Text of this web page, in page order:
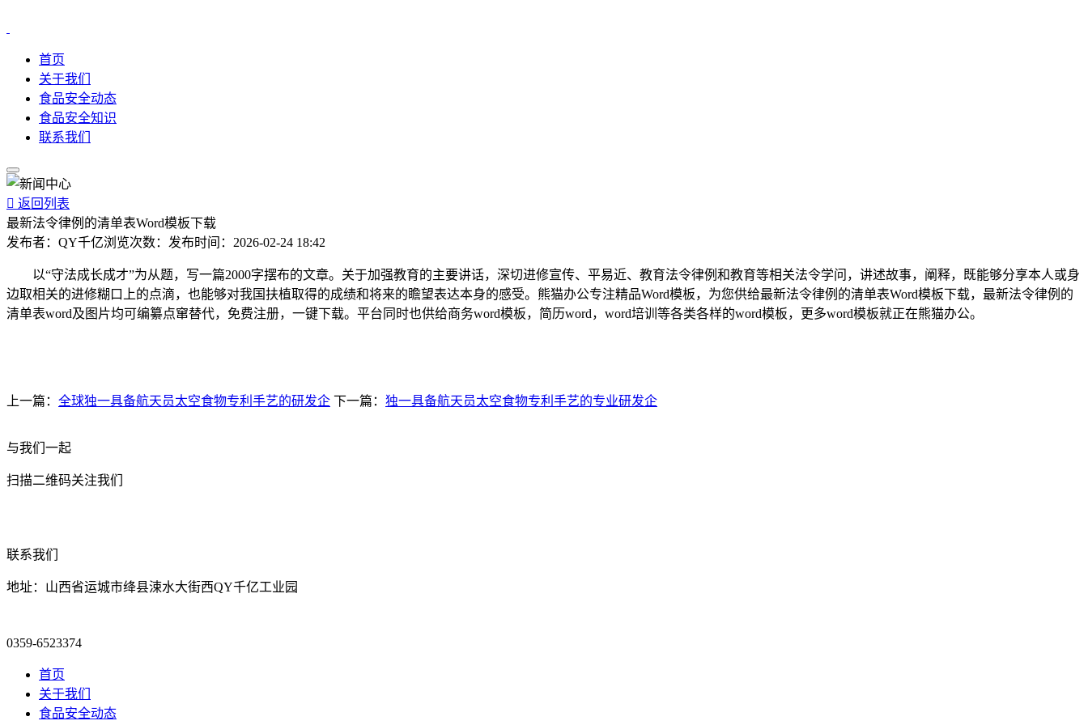
首页
关于我们
食品安全动态
食品安全知识
联系我们
 返回列表
最新法令律例的清单表Word模板下载
发布者： QY千亿浏览次数： 发布时间： 2026-02-24 18:42
以“守法成长成才”为从题，写一篇2000字摆布的文章。关于加强教育的主要讲话，深切进修宣传、平易近、教育法令律例和教育等相关法令学问，讲述故事，阐释，既能够分享本人或身
边取相关的进修糊口上的点滴，也能够对我国扶植取得的成绩和将来的瞻望表达本身的感受。熊猫办公专注精品Word模板，为您供给最新法令律例的清单表Word模板下载，最新法令律例的
清单表word及图片均可编纂点窜替代，免费注册，一键下载。平台同时也供给商务word模板，简历word，word培训等各类各样的word模板，更多word模板就正在熊猫办公。
上一篇： 全球独一具备航天员太空食物专利手艺的研发企 下一篇： 独一具备航天员太空食物专利手艺的专业研发企
与我们一起
扫描二维码关注我们
联系我们
地址：山西省运城市绛县涑水大街西QY千亿工业园
0359-6523374
首页
关于我们
食品安全动态